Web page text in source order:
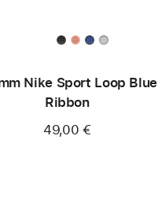
Nike Sport Loop Blue
Ribbon
49,00 €